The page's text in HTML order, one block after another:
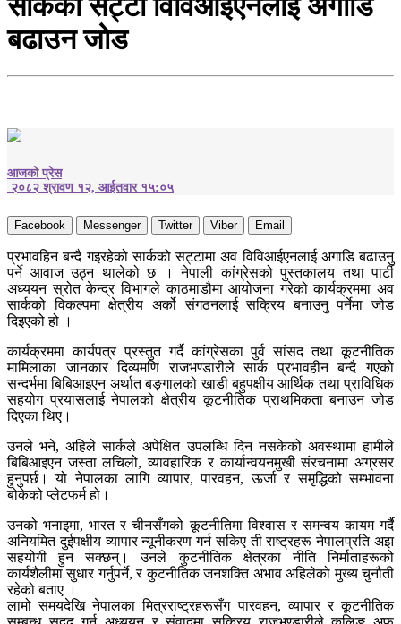
बढाउन जोड
आजको प्रेस
२०८२ श्रावण १२, आईतवार १५:०५
Facebook Messenger Twitter Viber Email
प्रभावहिन बन्दै गइरहेको सार्कको सट्टामा अव विविआईएनलाई अगाडि बढाउनु
पर्ने आवाज उठ्न थालेको छ । नेपाली कांग्रेसको पुस्तकालय तथा पार्टी
अध्ययन स्रोत केन्द्र विभागले काठमाडौमा आयोजना गरेको कार्यक्रममा अव
सार्कको विकल्पमा क्षेत्रीय अर्को संगठनलाई सक्रिय बनाउनु पर्नेमा जोड
दिइएको हो ।
कार्यक्रममा कार्यपत्र प्रस्तुत गर्दै कांग्रेसका पुर्व सांसद तथा कूटनीतिक
मामिलाका जानकार दिव्यमणि राजभण्डारीले सार्क प्रभावहीन बन्दै गएको
सन्दर्भमा बिबिआइएन अर्थात बङ्गालको खाडी बहुपक्षीय आर्थिक तथा प्राविधिक
सहयोग प्रयासलाई नेपालको क्षेत्रीय कूटनीतिक प्राथमिकता बनाउन जोड
दिएका थिए।
उनले भने, अहिले सार्कले अपेक्षित उपलब्धि दिन नसकेको अवस्थामा हामीले
बिबिआइएन जस्ता लचिलो, व्यावहारिक र कार्यान्वयनमुखी संरचनामा अग्रसर
हुनुपर्छ। यो नेपालका लागि व्यापार, पारवहन, ऊर्जा र समृद्धिको सम्भावना
बोकेको प्लेटफर्म हो।
उनको भनाइमा, भारत र चीनसँगको कूटनीतिमा विश्वास र समन्वय कायम गर्दै
अनियमित दुईपक्षीय व्यापार न्यूनीकरण गर्न सकिए ती राष्ट्रहरू नेपालप्रति अझ
सहयोगी हुन सक्छन्। उनले कुटनीतिक क्षेत्रका नीति निर्माताहरूको
कार्यशैलीमा सुधार गर्नुपर्ने, र कुटनीतिक जनशक्ति अभाव अहिलेको मुख्य चुनौती
रहेको बताए ।
लामो समयदेखि नेपालका मित्रराष्ट्रहरूसँग पारवहन, व्यापार र कूटनीतिक